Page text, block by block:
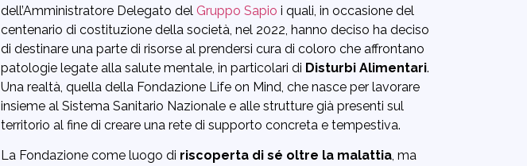
dell’Amministratore Delegato del Gruppo Sapio i quali, in occasione del
centenario di costituzione della società, nel 2022, hanno deciso ha deciso
di destinare una parte di risorse al prendersi cura di coloro che affrontano
patologie legate alla salute mentale, in particolari di Disturbi Alimentari.
Una realtà, quella della Fondazione Life on Mind, che nasce per lavorare
insieme al Sistema Sanitario Nazionale e alle strutture già presenti sul
territorio al fine di creare una rete di supporto concreta e tempestiva.
La Fondazione come luogo di riscoperta di sé oltre la malattia, ma